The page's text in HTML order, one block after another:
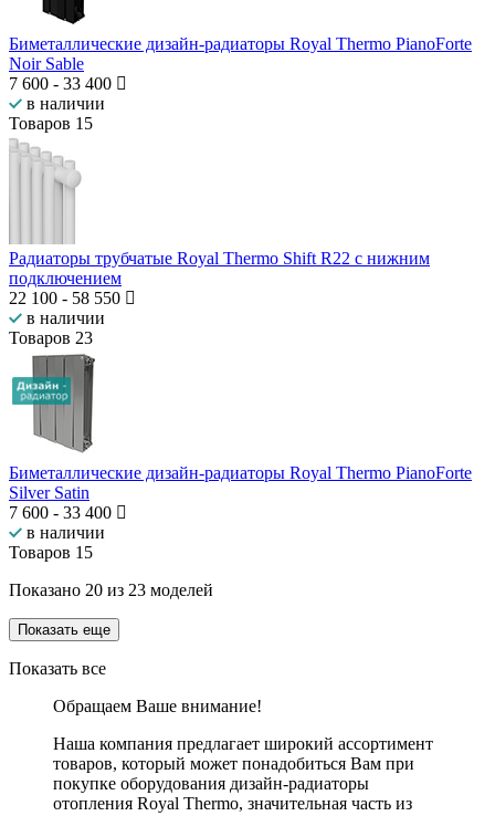
Биметаллические дизайн-радиаторы Royal Thermo PianoForte
Noir Sable
7 600 - 33 400
в наличии
Товаров 15
Радиаторы трубчатые Royal Thermo Shift R22 с нижним
подключением
22 100 - 58 550
в наличии
Товаров 23
Биметаллические дизайн-радиаторы Royal Thermo PianoForte
Silver Satin
7 600 - 33 400
в наличии
Товаров 15
Показано 20 из 23 моделей
Показать еще
Показать все
Обращаем Ваше внимание!
Наша компания предлагает широкий ассортимент
товаров, который может понадобиться Вам при
покупке оборудования дизайн-радиаторы
отопления Royal Thermo, значительная часть из